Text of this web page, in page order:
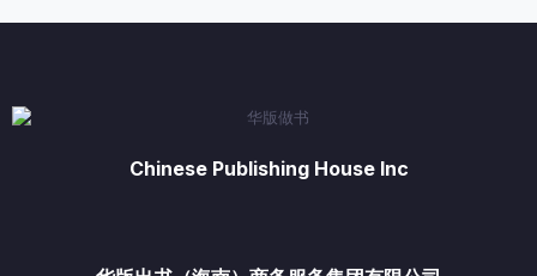
¥19.00。
Chinese Publishing House Inc